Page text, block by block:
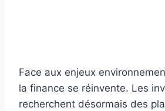
Face aux enjeux
la finance se réinvente. Les
recherchent désormais des